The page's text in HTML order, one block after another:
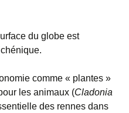
du globe est
comme « plantes »
les animaux (Cladonia
des rennes dans